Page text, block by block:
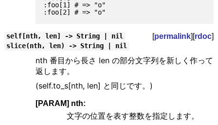
:foo[1] # => "o"
self[nth, len] -> String | nil [permalink][rdoc]
slice(nth, len) -> String | nil
nth 番目から長さ len の部分文字列を新しく作って
返します。
(self.to_s[nth, len] と同じです。)
[PARAM] nth:
文字の位置を表す整数を指定します。